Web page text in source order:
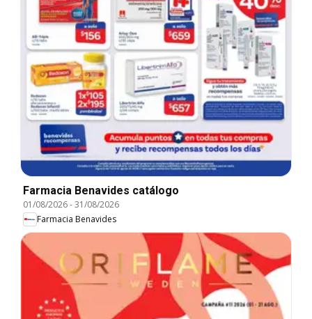
Farmacia Benavides catálogo
01/08/2026-31/08/2026
Farmacia Benavides